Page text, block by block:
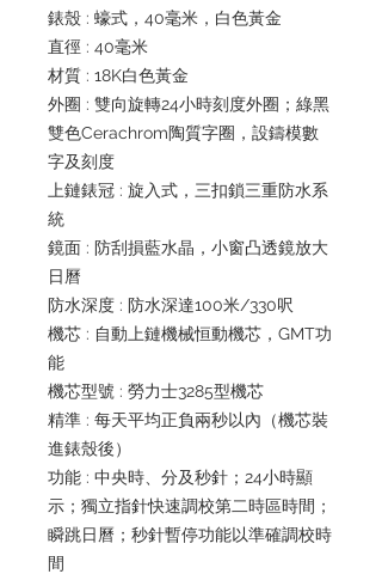
錶殼 : 蠔式，40毫米，白色黃金
直徑 : 40毫米
材質 : 18K白色黃金
外圈 : 雙向旋轉24小時刻度外圈；綠黑
雙色Cerachrom陶質字圈，設鑄模數
字及刻度
上鏈錶冠 : 旋入式，三扣鎖三重防水系
統
鏡面 : 防刮損藍水晶，小窗凸透鏡放大
日曆
防水深度 : 防水深達100米/330呎
機芯 : 自動上鏈機械恒動機芯，GMT功
能
機芯型號 : 勞力士3285型機芯
精準 : 每天平均正負兩秒以內（機芯裝
進錶殼後）
功能 : 中央時、分及秒針；24小時顯
示；獨立指針快速調校第二時區時間；
瞬跳日曆；秒針暫停功能以準確調校時
間